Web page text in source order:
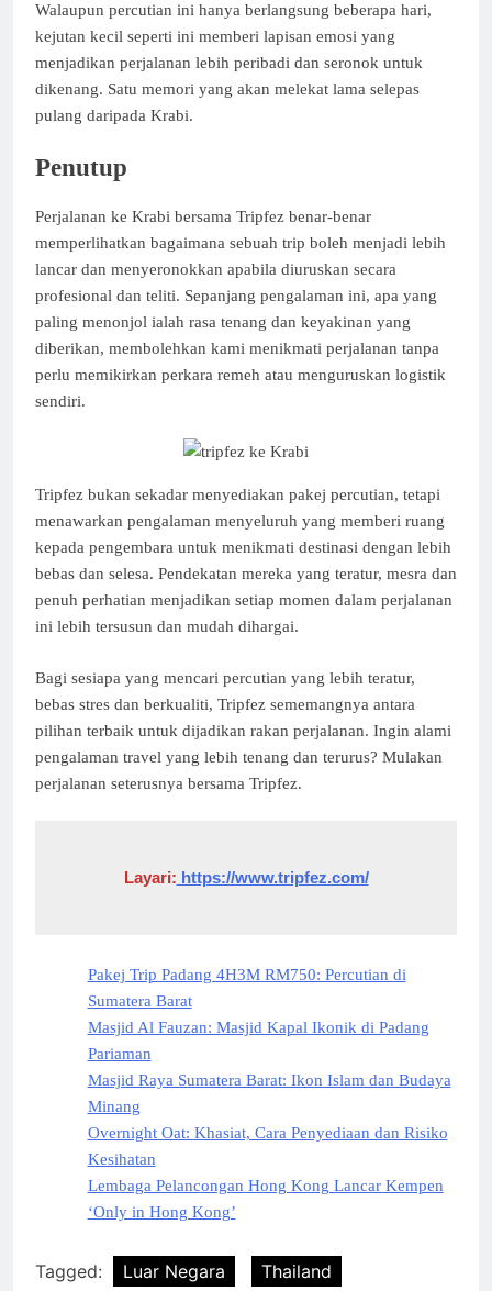
Walaupun percutian ini hanya berlangsung beberapa hari,
kejutan kecil seperti ini memberi lapisan emosi yang
menjadikan perjalanan lebih peribadi dan seronok untuk
dikenang. Satu memori yang akan melekat lama selepas
pulang daripada Krabi.
Penutup
Perjalanan ke Krabi bersama Tripfez benar-benar
memperlihatkan bagaimana sebuah trip boleh menjadi lebih
lancar dan menyeronokkan apabila diuruskan secara
profesional dan teliti. Sepanjang pengalaman ini, apa yang
paling menonjol ialah rasa tenang dan keyakinan yang
diberikan, membolehkan kami menikmati perjalanan tanpa
perlu memikirkan perkara remeh atau menguruskan logistik
sendiri.
Tripfez bukan sekadar menyediakan pakej percutian, tetapi
menawarkan pengalaman menyeluruh yang memberi ruang
kepada pengembara untuk menikmati destinasi dengan lebih
bebas dan selesa. Pendekatan mereka yang teratur, mesra dan
penuh perhatian menjadikan setiap momen dalam perjalanan
ini lebih tersusun dan mudah dihargai.
Bagi sesiapa yang mencari percutian yang lebih teratur,
bebas stres dan berkualiti, Tripfez sememangnya antara
pilihan terbaik untuk dijadikan rakan perjalanan. Ingin alami
pengalaman travel yang lebih tenang dan terurus? Mulakan
perjalanan seterusnya bersama Tripfez.
Layari: https://www.tripfez.com/
Pakej Trip Padang 4H3M RM750: Percutian di
Sumatera Barat
Masjid Al Fauzan: Masjid Kapal Ikonik di Padang
Pariaman
Masjid Raya Sumatera Barat: Ikon Islam dan Budaya
Minang
Overnight Oat: Khasiat, Cara Penyediaan dan Risiko
Kesihatan
Lembaga Pelancongan Hong Kong Lancar Kempen
‘Only in Hong Kong’
Tagged: Luar Negara Thailand